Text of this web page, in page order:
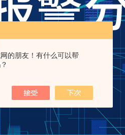
的朋友！有什么可以帮